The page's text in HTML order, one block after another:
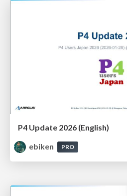
P4 Update 2026 (English)
ebiken
PRO